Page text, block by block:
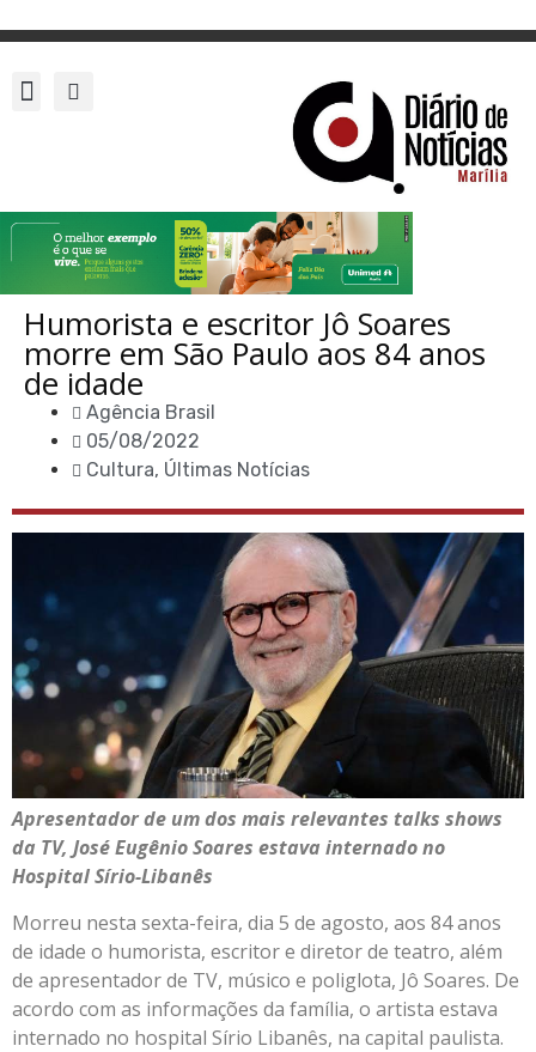
Humorista e escritor Jô Soares
morre em São Paulo aos 84 anos
de idade
Agência Brasil
05/08/2022
Cultura, Últimas Notícias
Apresentador de um dos mais relevantes talks shows
da TV, José Eugênio Soares estava internado no
Hospital Sírio-Libanês
Morreu nesta sexta-feira, dia 5 de agosto, aos 84 anos
de idade o humorista, escritor e diretor de teatro, além
de apresentador de TV, músico e poliglota, Jô Soares. De
acordo com as informações da família, o artista estava
internado no hospital Sírio Libanês, na capital paulista.